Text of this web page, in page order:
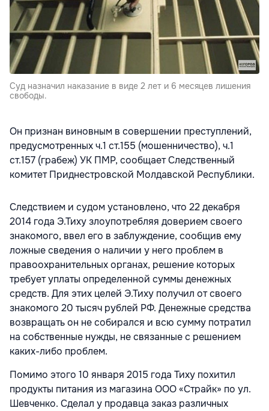
Суд назначил наказание в виде 2 лет и 6 месяцев лишения
свободы.
Он признан виновным в совершении преступлений,
предусмотренных ч.1 ст.155 (мошенничество), ч.1
ст.157 (грабеж) УК ПМР, сообщает Следственный
комитет Приднестровской Молдавской Республики.
Следствием и судом установлено, что 22 декабря
2014 года Э.Тиху злоупотребляя доверием своего
знакомого, ввел его в заблуждение, сообщив ему
ложные сведения о наличии у него проблем в
правоохранительных органах, решение которых
требует уплаты определенной суммы денежных
средств. Для этих целей Э.Тиху получил от своего
знакомого 20 тысяч рублей РФ. Денежные средства
возвращать он не собирался и всю сумму потратил
на собственные нужды, не связанные с решением
каких-либо проблем.
Помимо этого 10 января 2015 года Тиху похитил
продукты питания из магазина ООО «Страйк» по ул.
Шевченко. Сделал у продавца заказ различных